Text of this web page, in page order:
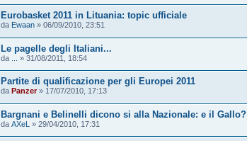
Eurobasket 2011 in Lituania: topic ufficiale
da Ewaan » 06/09/2010, 23:51
Le pagelle degli Italiani...
da » 31/08/2011, 18:54
Partite di qualificazione per gli Europei 2011
da Panzer» 17/07/2010, 17:13
Bargnani e Belinelli dicono si alla Nazionale: e il Gallo?
da AXeL » 29/04/2010, 17:31